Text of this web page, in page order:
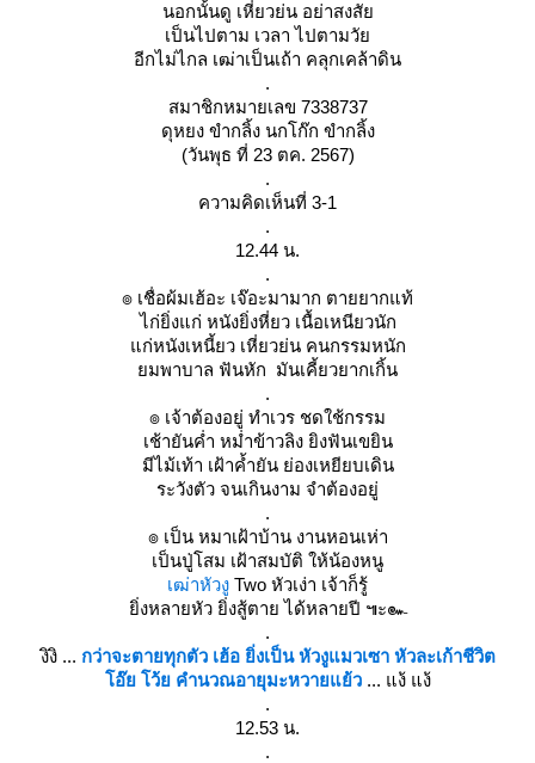
นอกนั้นดู เหี่ยวย่น อย่าสงสั
เป็นไปตาม เวลา ไปตามวั
อีกไม่ไกล เฒ่าเป็นเถ้า คลุกเคล้าดิน
.
สมาชิกหมายเลข 7338737
ดุหยง ขำกลิ้ง นกโก๊ก ขำกลิ้ง
(วันพุธ ที่ 23 ตค. 2567)
.
ความคิดเห็นที่ 3-1
.
12.44 น.
.
๏ เชื่อผ้มเฮ้อะ เจ๊อะมามาก ตายยากแท้
ไก่ยิ่งแก่ หนังยิ่งหี่ยว เนื้อเหนียวนัก
ก่หนังเหนี้ยว เหี่ยวย่น คนกรรมหนัก
มพาบาล ฟันหัก มันเคี้ยวยากเกิ้น
.
๏ เจ้าต้องอยู่ ทำเวร ชดใช้กรรม
เช้ายันค่ำ หม่ำข้าวลิง ยิงฟันเขยิน
มีไม้เท้า เฝ้าค้ำยัน ย่องเหยียบเดิน
ระวังตัว จนเกินงาม จำต้องอยู่
.
๏ เป็น หมาเฝ้าบ้าน งานหอนเห่า
เป็นปู่โสม เฝ้าสมบัติ ให้น้องหนู
เฒ่าหัวงู Two หัวเง่า เจ้าก็รู้
ิ่งหลายหัว ยิ่งสู้ตาย ได้หลายปี ๚ะ๛
.
งิงิ ... กว่าจะตายทุกตัว เฮ้อ ยิ่งเป็น หัวงูแมวเซา หัวละเก้าชีวิต
อ๊ย โว้ย คำนวณอายุมะหวายแย้ว... แง้ แง้
.
12.53 น.
.